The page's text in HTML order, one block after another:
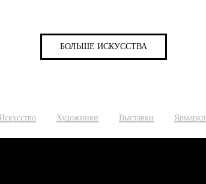
БОЛЬШЕ ИСКУССТВА
Искусство Художники Выставки Ярмарки